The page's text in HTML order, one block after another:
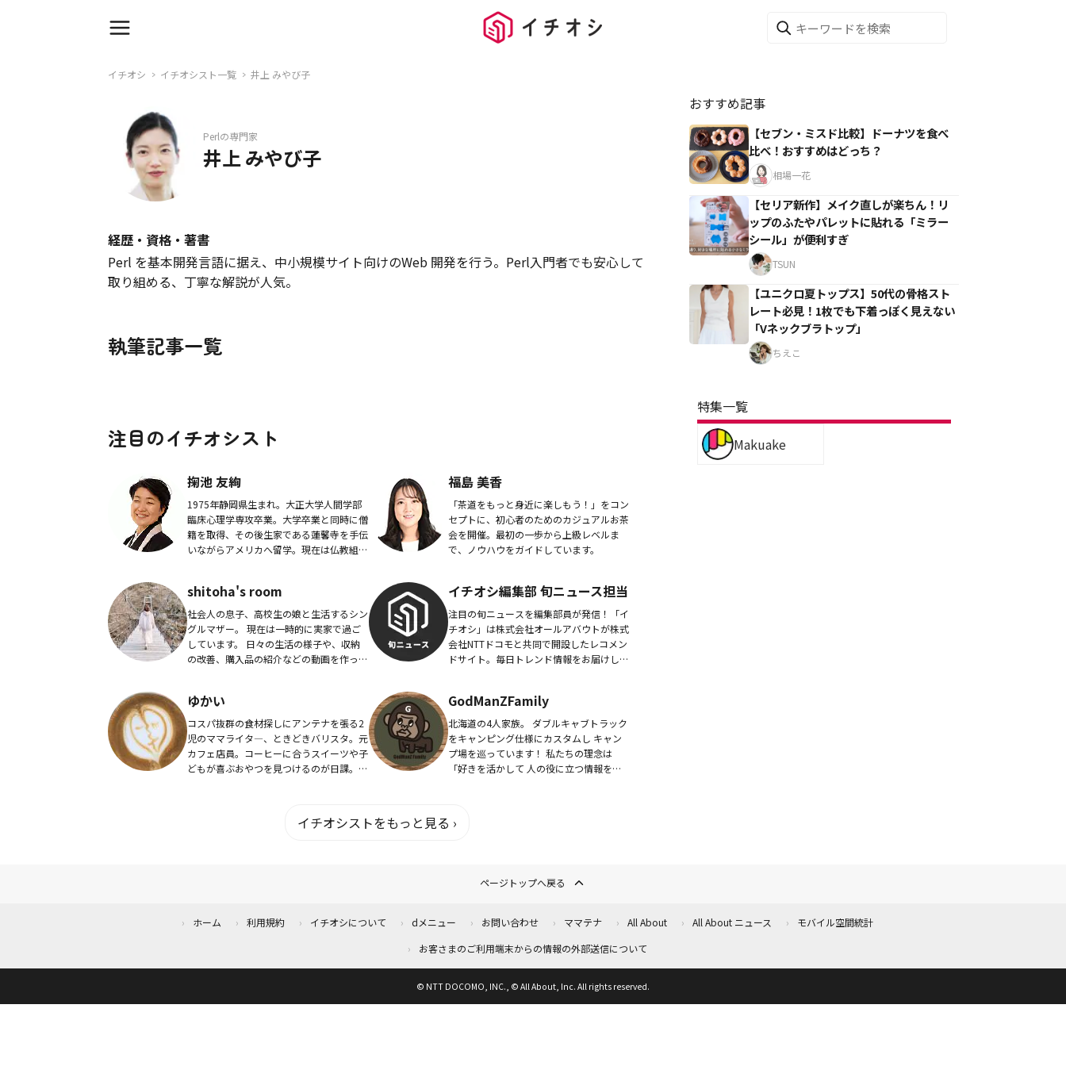
イチオシ イチオシスト一覧 井上 みやび子
Perlの専門家
井上 みやび子
経歴・資格・著書
Perl を基本開発言語に据え、中小規模サイト向けのWeb 開発を行う。Perl入門者でも安心して
取り組める、丁寧な解説が人気。
執筆記事一覧
注目のイチオシスト
掬池 友絢
1975年静岡県生まれ。大正大学人間学部
臨床心理学専攻卒業。大学卒業と同時に僧
籍を取得、その後生家である蓮馨寺を手伝
いながらアメリカへ留学。現在は仏教組織
で2ヶ月に...
福島 美香
「茶道をもっと身近に楽しもう！」をコン
セプトに、初心者のためのカジュアルお茶
会を開催。最初の一歩から上級レベルま
で、ノウハウをガイドしています。
shitoha's room
社会人の息子、高校生の娘と生活するシン
グルマザー。 現在は一時的に実家で過ご
しています。 日々の生活の様子や、収納
の改善、購入品の紹介などの動画を作って
イチオシ編集部 旬ニュース担当
注目の旬ニュースを編集部員が発信！「イ
チオシ」は株式会社オールアバウトが株式
会社NTTドコモと共同で開設したレコメン
ドサイト。毎日トレンド情報をお届けして
ゆかい
コスパ抜群の食材探しにアンテナを張る2
児のママライタ―、ときどきバリスタ。元
カフェ店員。コーヒーに合うスイーツや子
どもが喜ぶおやつを見つけるのが日課。美
GodManZFamily
北海道の4人家族。 ダブルキャブトラック
をキャンピング仕様にカスタムし キャン
プ場を巡っています！ 私たちの理念は
「好きを活かして 人の役に立つ情報を発
イチオシストをもっと見る ›
おすすめ記事
【セブン・ミスド比較】ドーナツを食べ
比べ！おすすめはどっち？
相場一花
【セリア新作】メイク直しが楽ちん！リ
ップのふたやパレットに貼れる「ミラー
シール」が便利すぎ
TSUN
【ユニクロ夏トップス】50代の骨格スト
レート必見！1枚でも下着っぽく見えない
「Vネックブラトップ」
ちえこ
特集一覧
Makuake
ページトップへ戻る
ホーム 利用規約 イチオシについて dメニュー お問い合わせ ママテナ All About All About ニュース
モバイル空間統計
お客さまのご利用端末からの情報の外部送信について
© NTT DOCOMO, INC., © All About, Inc. All rights reserved.